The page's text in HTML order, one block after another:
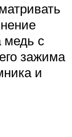
медь с
зажима
и